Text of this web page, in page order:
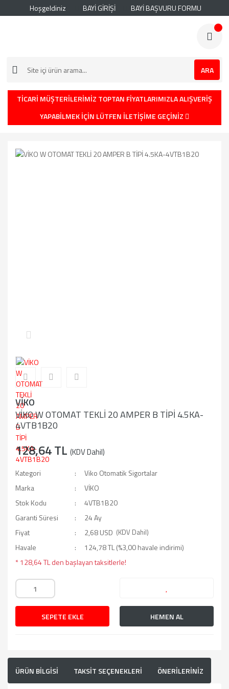
Hoşgeldiniz BAYİ GİRİŞİ BAYİ BAŞVURU FORMU
ARA
TİCARİ MÜŞTERİLERİMİZ TOPTAN FİYATLARIMIZLA ALIŞVERİŞ
YAPABİLMEK İÇİN LÜTFEN İLETİŞİME GEÇİNİZ
VİKO
VİKO W OTOMAT TEKLİ 20 AMPER B TİPİ 4.5KA-
4VTB1B20
128,64 TL (KDV Dahil)
Kategori
Viko Otomatik Sigortalar
Marka
VİKO
Stok Kodu
4VTB1B20
Garanti Süresi
24 Ay
Fiyat
2,68 USD (KDV Dahil)
Havale
124,78 TL (%3,00 havale indirimi)
* 128,64 TL den başlayan taksitlerle!
SEPETE EKLE HEMEN AL
ÜRÜN BİLGİSİ TAKSİT SEÇENEKLERİ ÖNERİLERİNİZ